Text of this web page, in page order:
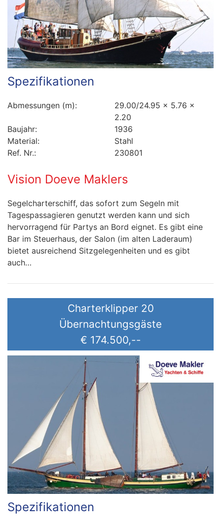
Spezifikationen
Abmessungen (m):
29.00/24.95 x 5.76 x
2.20
Baujahr:
1936
Material:
Stahl
Ref. Nr.:
230801
Vision Doeve Maklers
Segelcharterschiff, das sofort zum Segeln mit
Tagespassagieren genutzt werden kann und sich
hervorragend für Partys an Bord eignet. Es gibt eine
Bar im Steuerhaus, der Salon (im alten Laderaum)
bietet ausreichend Sitzgelegenheiten und es gibt
auch…
Charterklipper 20
Übernachtungsgäste
€ 174.500,--
Spezifikationen